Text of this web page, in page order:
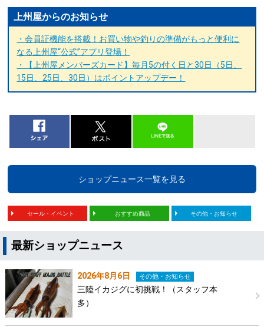
上州屋からのお知らせ
・会員証機能を搭載！お買い物や釣りの準備がもっと便利に
なる上州屋“公式”アプリ登場！
・【上州屋メンバーズカード】毎月5の付く日と30日（5日、
15日、25日、30日）はポイントアップデー！
ショップニュース一覧を見る
セール・イベント おすすめ商品 その他・お知らせ
最新ショップニュース
2026年8月6日 その他・お知らせ
三陸イカジグに初挑戦！（スタッフ本
多）